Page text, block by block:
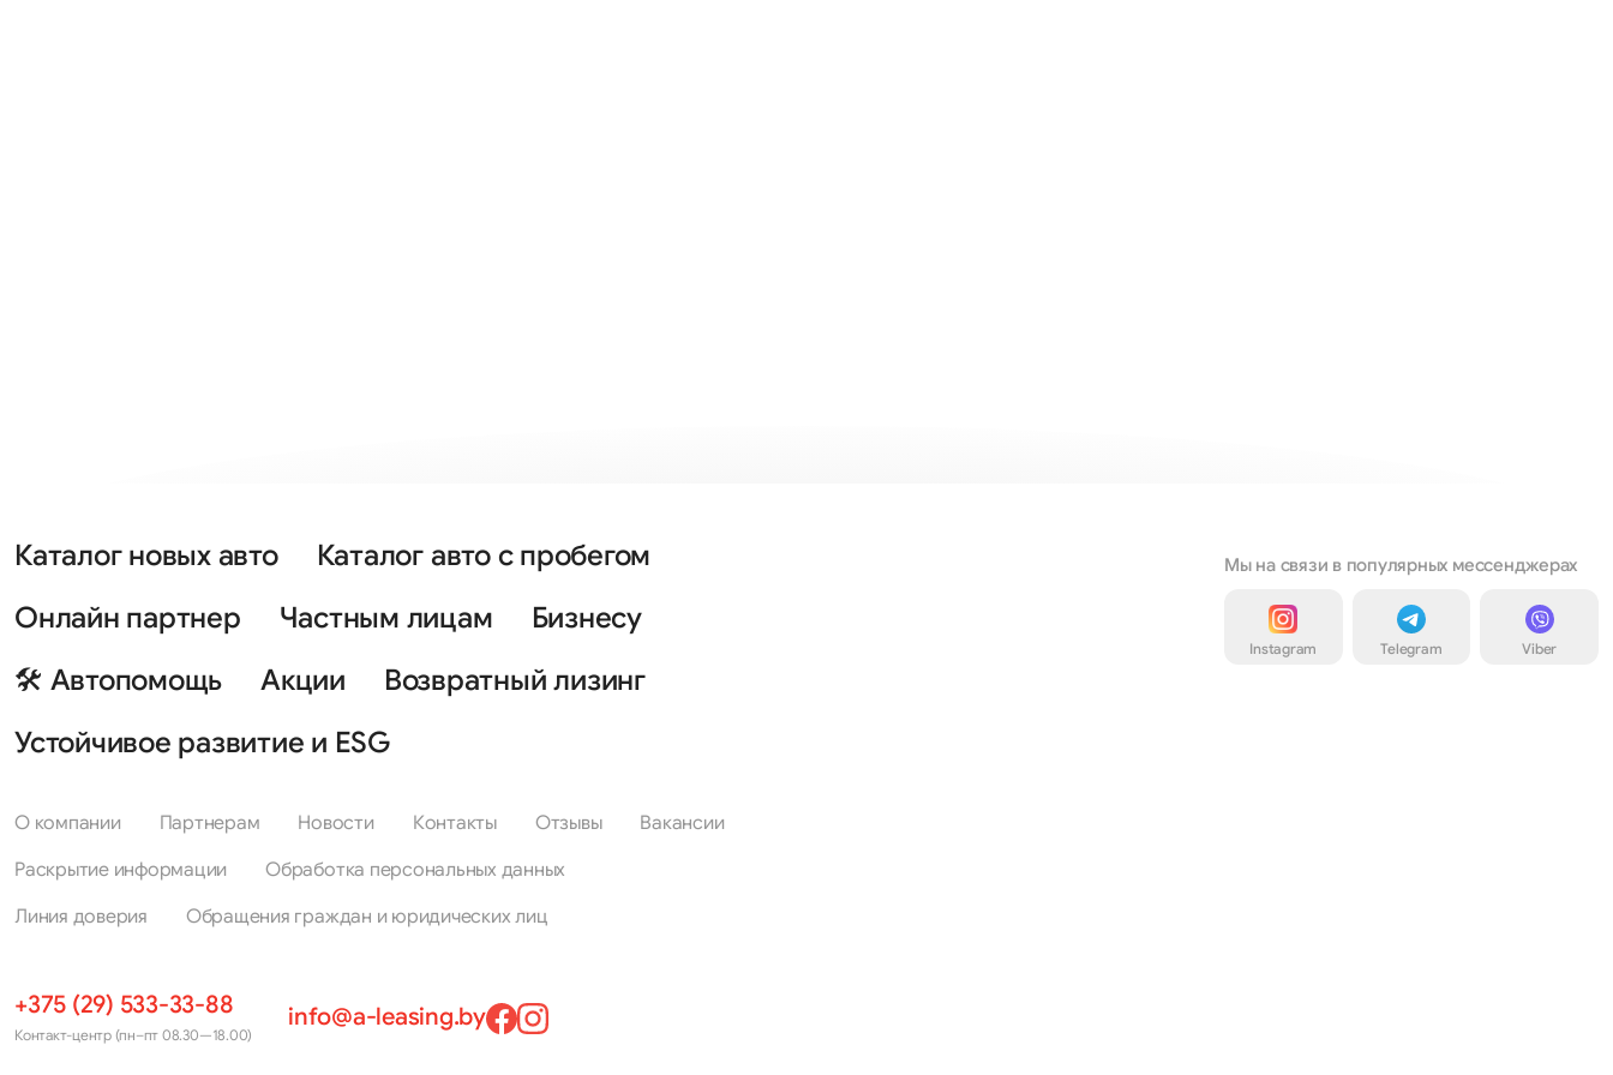
Каталог новых авто
Каталог авто с пробегом
Онлайн партнер
Частным лицам
Бизнесу
🛠 Автопомощь
Акции
Возвратный лизинг
Устойчивое развитие и ESG
О компании Партнерам Новости Контакты Отзывы
Вакансии
Раскрытие информации
Обработка персональных данных
Линия доверия
Обращения граждан и юридических лиц
+375 (29) 533-33-88
Контакт-центр (пн–пт 08.30—18.00)
info@a-leasing.by
Мы на связи в популярных мессенджерах
Instagram Telegram Viber